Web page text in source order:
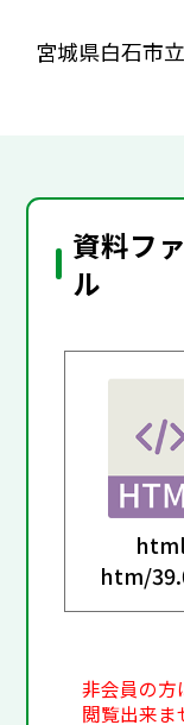
宮城県白石市
資料フ
ル
html
htm/
非会員の方
閲覧出来ま